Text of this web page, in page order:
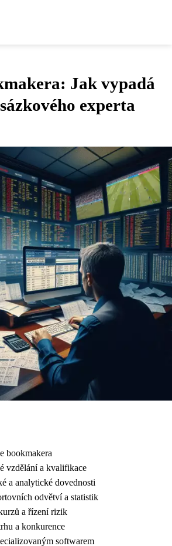
Jak vypadá
experta
bookmakera
vzdělání a kvalifikace
a analytické dovednosti
odvětví a statistik
a řízení rizik
a konkurence
softwarem